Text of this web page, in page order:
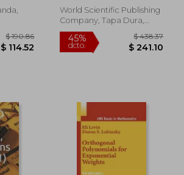
Algebra (en Inglés)
World Scientific Publishing
Company, Tapa Dura,
Nuevo